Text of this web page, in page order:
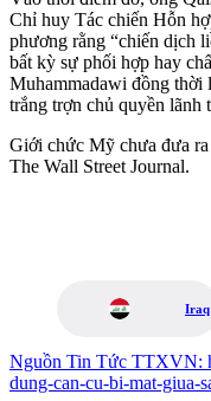
Chỉ huy Tác chiến Hỗn
phương rằng “chiến dịch
bất kỳ sự phối hợp hay
Muhammadawi đồng thời
trắng trợn chủ quyền lãnh
Giới chức Mỹ chưa đưa
The Wall Street Journal.
Iraq
Nguồn Tin Tức TTXVN:
dung-can-cu-bi-mat-giua-